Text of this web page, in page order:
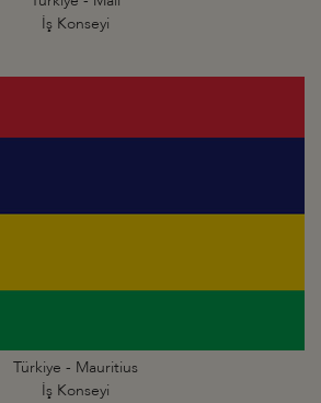
İş Konseyi
Türkiye - Mauritius
İş Konseyi